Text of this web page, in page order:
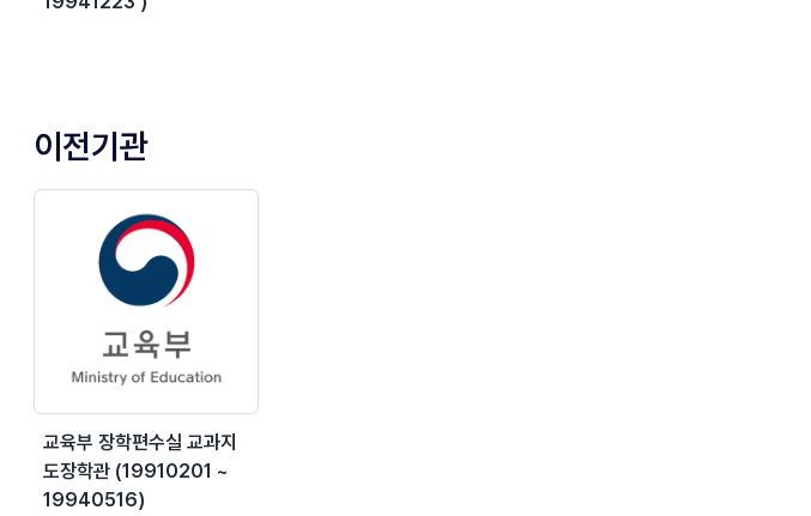
이전기관
교육부 장학편수실 교과지
도장학관 (19910201 ~
19940516)